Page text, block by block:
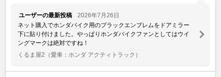
ユーザーの最新投稿
2026年7月26日
ネット購入でホンダバイク用のブラックエンブレムをドアミラー
下に貼り付けました。やっぱりホンダバイクファンとしてはウイ
ングマークは絶対ですね！
くるま屋2 （愛車：ホンダ アクティトラック）